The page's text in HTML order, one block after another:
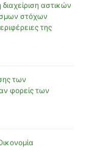
αστικών
στόχων
της
των
φορείς των